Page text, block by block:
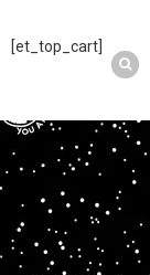
[et_top_cart]